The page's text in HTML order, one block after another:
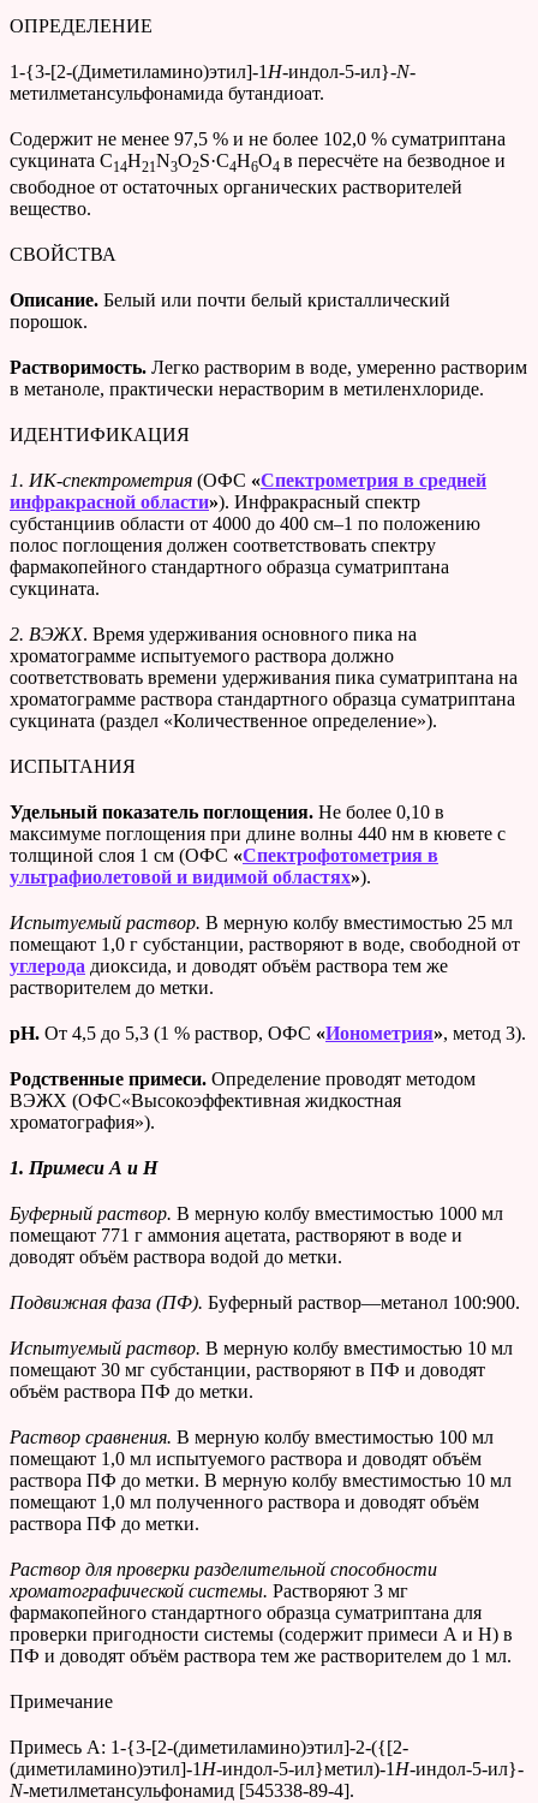
ОПРЕДЕЛЕНИЕ
1-{3-[2-(Диметиламино)этил]-1 Н-индол-5-ил}-N-
метилметансульфонамида бутандиоат.
Cодержит не менее 97,5 % и не более 102,0 % суматриптана
сукцината C14H21N3O2S·С4Н6О4 в пересчёте на безводное и
свободное от остаточных органических растворителей
вещество.
СВОЙСТВА
Описание. Белый или почти белый кристаллический
порошок.
Растворимость. Легко растворим в воде, умеренно растворим
в метаноле, практически нерастворим в метиленхлориде.
ИДЕНТИФИКАЦИЯ
1. ИК-спектрометрия (ОФС «Спектрометрия в средней
инфракрасной области»). Инфракрасный спектр
субстанциив области от 4000 до 400 см–1 по положению
полос поглощения должен соответствовать спектру
фармакопейного стандартного образца суматриптана
сукцината.
2. ВЭЖХ. Время удерживания основного пика на
хроматограмме испытуемого раствора должно
соответствовать времени удерживания пика суматриптана на
хроматограмме раствора стандартного образца суматриптана
сукцината (раздел «Количественное определение»).
ИСПЫТАНИЯ
Удельный показатель поглощения. Не более 0,10 в
максимуме поглощения при длине волны 440 нм в кювете с
толщиной слоя 1 см (ОФС «Спектрофотометрия в
ультрафиолетовой и видимой областях»).
Испытуемый раствор. В мерную колбу вместимостью 25 мл
помещают 1,0 г субстанции, растворяют в воде, свободной от
углерода диоксида, и доводят объём раствора тем же
растворителем до метки.
рН. От 4,5 до 5,3 (1 % раствор, ОФС «Ионометрия», метод 3).
Родственные примеси. Определение проводят методом
ВЭЖХ (ОФС«Высокоэффективная жидкостная
хроматография»).
1. Примеси А и Н
Буферный раствор. В мерную колбу вместимостью 1000 мл
помещают 771 г аммония ацетата, растворяют в воде и
доводят объём раствора водой до метки.
Подвижная фаза (ПФ). Буферный раствор—метанол 100:900.
Испытуемый раствор. В мерную колбу вместимостью 10 мл
помещают 30 мг субстанции, растворяют в ПФ и доводят
объём раствора ПФ до метки.
Раствор сравнения. В мерную колбу вместимостью 100 мл
помещают 1,0 мл испытуемого раствора и доводят объём
раствора ПФ до метки. В мерную колбу вместимостью 10 мл
помещают 1,0 мл полученного раствора и доводят объём
раствора ПФ до метки.
Раствор для проверки разделительной способности
хроматографической системы. Растворяют 3 мг
фармакопейного стандартного образца суматриптана для
проверки пригодности системы (содержит примеси А и Н) в
ПФ и доводят объём раствора тем же растворителем до 1 мл.
Примечание
Примесь А: 1-{3-[2-(диметиламино)этил]-2-({[2-
(диметиламино)этил]-1 H-индол-5-ил}метил)-1 H-индол-5-ил}-
N-метилметансульфонамид [545338-89-4].